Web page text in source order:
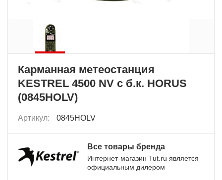
Карманная метеостанция
KESTREL 4500 NV с б.к. HORUS
(0845HOLV)
Артикул: 0845HOLV
Все товары бренда
Интернет-магазин Tut.ru является
официальным дилером